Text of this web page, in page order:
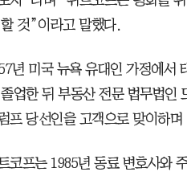
것”이라고 말했다.
년 미국 뉴욕 유대인 가정에서
업한 뒤 부동산 전문 법무법
프 당선인을 고객으로 맞이하
코프는 1985년 동료 변호사와